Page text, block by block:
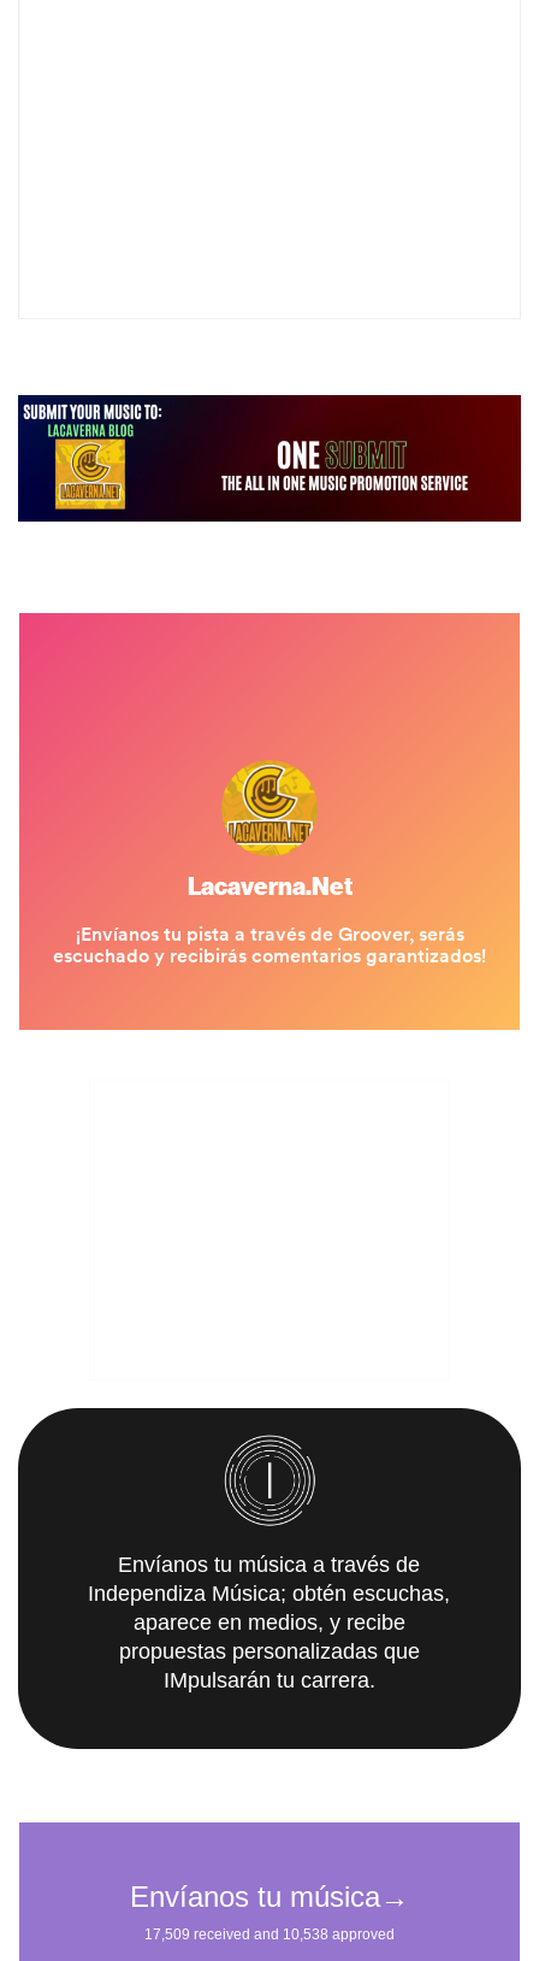
Envíanos tu música a través de
Independiza Música; obtén escuchas,
aparece en medios, y recibe
propuestas personalizadas que
IMpulsarán tu carrera.